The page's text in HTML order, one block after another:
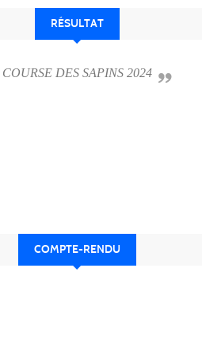
RÉSULTAT
COURSE DES SAPINS 2024
COMPTE-RENDU